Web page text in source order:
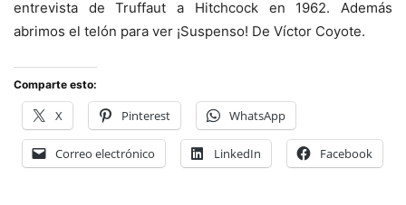
entrevista de Truffaut a Hitchcock en 1962. Además
abrimos el telón para ver ¡Suspenso! De Víctor Coyote.
Comparte esto:
X Pinterest WhatsApp
Correo electrónico LinkedIn Facebook